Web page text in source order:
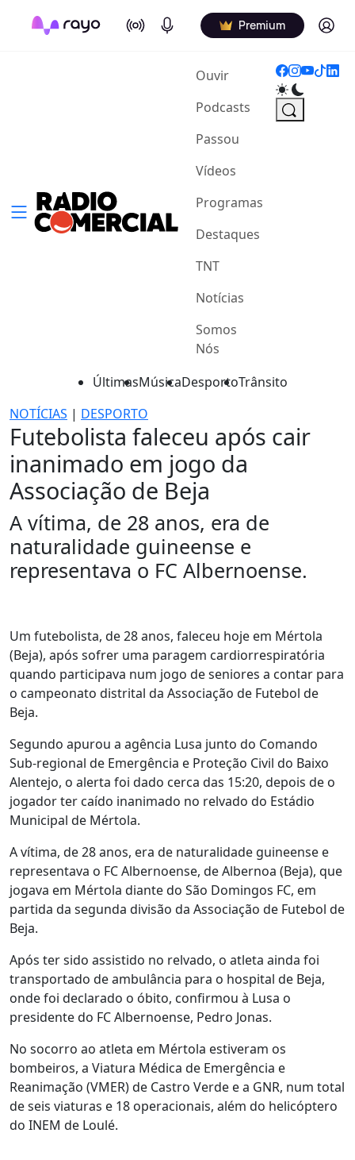
On Air Podcasts Premium Log in
Ouvir(current)
Podcasts
Passou
Vídeos
Programas
Destaques
TNT
Notícias
Somos
Nós
ÚltimasMúsicaDesportoTrânsito
NOTÍCIAS | DESPORTO
Futebolista faleceu após cair
inanimado em jogo da
Associação de Beja
A vítima, de 28 anos, era de
naturalidade guineense e
representava o FC Albernoense.
Um futebolista, de 28 anos, faleceu hoje em Mértola
(Beja), após sofrer uma paragem cardiorrespiratória
quando participava num jogo de seniores a contar para
o campeonato distrital da Associação de Futebol de
Beja.
Segundo apurou a agência Lusa junto do Comando
Sub-regional de Emergência e Proteção Civil do Baixo
Alentejo, o alerta foi dado cerca das 15:20, depois de o
jogador ter caído inanimado no relvado do Estádio
Municipal de Mértola.
A vítima, de 28 anos, era de naturalidade guineense e
representava o FC Albernoense, de Albernoa (Beja), que
jogava em Mértola diante do São Domingos FC, em
partida da segunda divisão da Associação de Futebol de
Beja.
Após ter sido assistido no relvado, o atleta ainda foi
transportado de ambulância para o hospital de Beja,
onde foi declarado o óbito, confirmou à Lusa o
presidente do FC Albernoense, Pedro Jonas.
No socorro ao atleta em Mértola estiveram os
bombeiros, a Viatura Médica de Emergência e
Reanimação (VMER) de Castro Verde e a GNR, num total
de seis viaturas e 18 operacionais, além do helicóptero
do INEM de Loulé.